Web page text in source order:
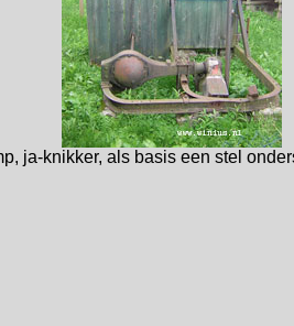
ja-knikker, als basis een stel